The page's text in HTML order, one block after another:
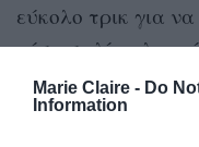
Marie Claire - Do
Information
εύκολο τρικ για
μέσα σε λίγα
Απλά βυθίστε το